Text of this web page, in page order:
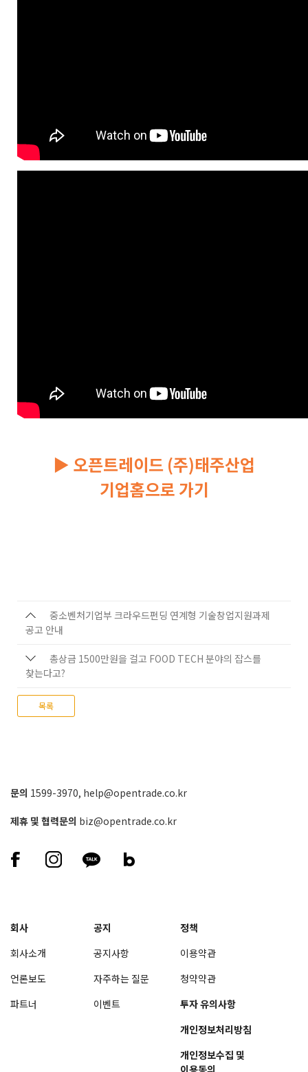
▶ 오픈트레이드 (주)태주산업
기업홈으로 가기
중소벤처기업부 크라우드펀딩 연계형 기술창업지원과제
공고 안내
총상금 1500만원을 걸고 FOOD TECH 분야의 잡스를
찾는다고?
목록
문의 1599-3970, help@opentrade.co.kr
제휴 및 협력문의 biz@opentrade.co.kr
회사
회사소개
언론보도
파트너
공지
공지사항
자주하는 질문
이벤트
정책
이용약관
청약약관
투자 유의사항
개인정보처리방침
개인정보수집 및